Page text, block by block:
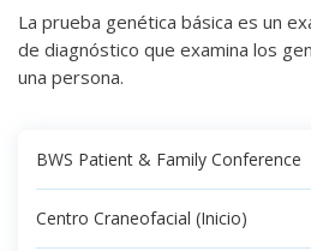
La prueba genética básica es un
de diagnóstico que examina los
una persona.
BWS Patient & Family Conference
Centro Craneofacial (Inicio)